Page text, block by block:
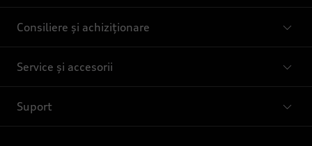
Consiliere și achiziționare
Service și accesorii
Suport